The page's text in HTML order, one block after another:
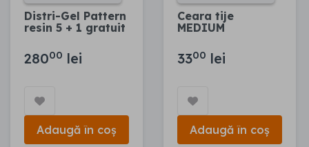
Distri-Gel Pattern
resin 5 + 1 gratuit
28000 lei
Adaugă în coș
Ceara tije
MEDIUM
3300 lei
Adaugă în coș